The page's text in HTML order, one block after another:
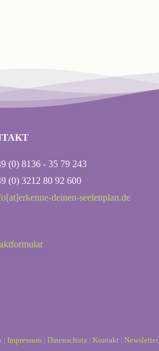
(0) 8136 - 35 79 243
(0) 3212 80 92 600
deinen-seelenplan.de
| Impressum | Datenschutz | Kontakt | Newsletter